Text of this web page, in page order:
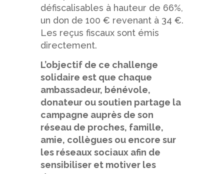
défiscalisables à hauteur de 66%,
un don de 100 € revenant à 34 €.
Les reçus fiscaux sont émis
directement.
L’objectif de ce challenge
solidaire est que chaque
ambassadeur, bénévole,
donateur ou soutien partage la
campagne auprès de son
réseau de proches, famille,
amie, collègues ou encore sur
les réseaux sociaux afin de
sensibiliser et motiver les